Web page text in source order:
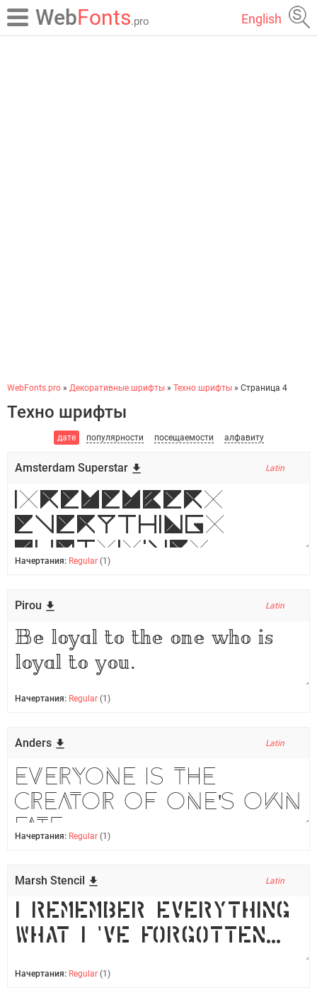
WebFonts.pro English
WebFonts.pro » Декоративные шрифты » Техно шрифты » Страница 4
Техно шрифты
дате популярности посещаемости алфавиту
Amsterdam Superstar Latin
Начертания: Regular (1)
Pirou Latin
Начертания: Regular (1)
Anders Latin
Начертания: Regular (1)
Marsh Stencil Latin
Начертания: Regular (1)